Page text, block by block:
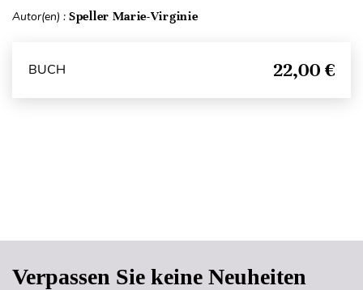
Autor(en) : Speller Marie-Virginie
BUCH 22,00 €
Verpassen Sie keine Neuheiten